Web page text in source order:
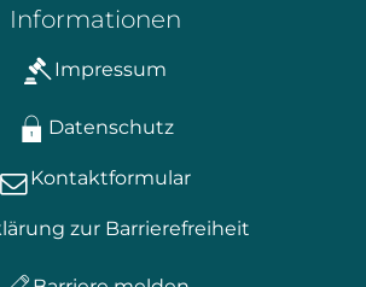
Informationen
Impressum
Datenschutz
Kontaktformular
zur Barrierefreiheit